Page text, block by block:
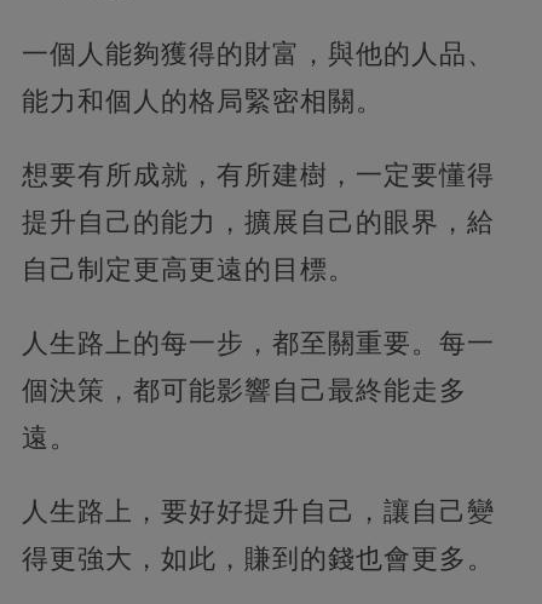
一個人能夠獲得的財富，與他的人品、
能力和個人的格局緊密相關。
想要有所成就，有所建樹，一定要懂得
提升自己的能力，擴展自己的眼界，給
自己制定更高更遠的目標。
人生路上的每一步，都至關重要。每一
個決策，都可能影響自己最終能走多
遠。
人生路上，要好好提升自己，讓自己變
得更強大，如此，賺到的錢也會更多。